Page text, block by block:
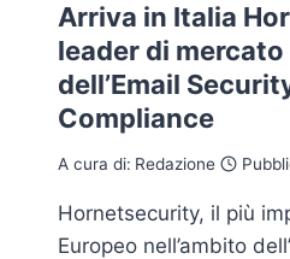
Arriva in Italia
leader di
dell’Email
Compliance
A cura di: Redazione
Hornetsecurity, il più
Europeo nell’ambito